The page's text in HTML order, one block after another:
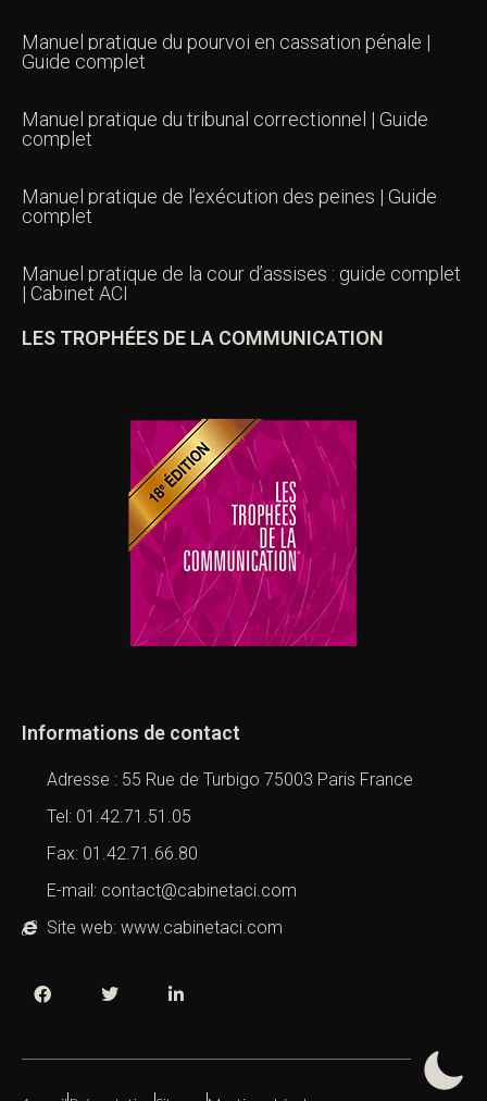
Manuel pratique du pourvoi en cassation pénale |
Guide complet
Manuel pratique du tribunal correctionnel | Guide
complet
Manuel pratique de l’exécution des peines | Guide
complet
Manuel pratique de la cour d’assises : guide complet
| Cabinet ACI
LES TROPHÉES DE LA COMMUNICATION
Informations de contact
Adresse : 55 Rue de Turbigo 75003 Paris France
Tel: 01.42.71.51.05
Fax: 01.42.71.66.80
E-mail: contact@cabinetaci.com
Site web: www.cabinetaci.com